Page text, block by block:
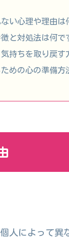
い心理や理由は
と対処法は何で
持ちを取り戻す
めの心の準備方
人によって異